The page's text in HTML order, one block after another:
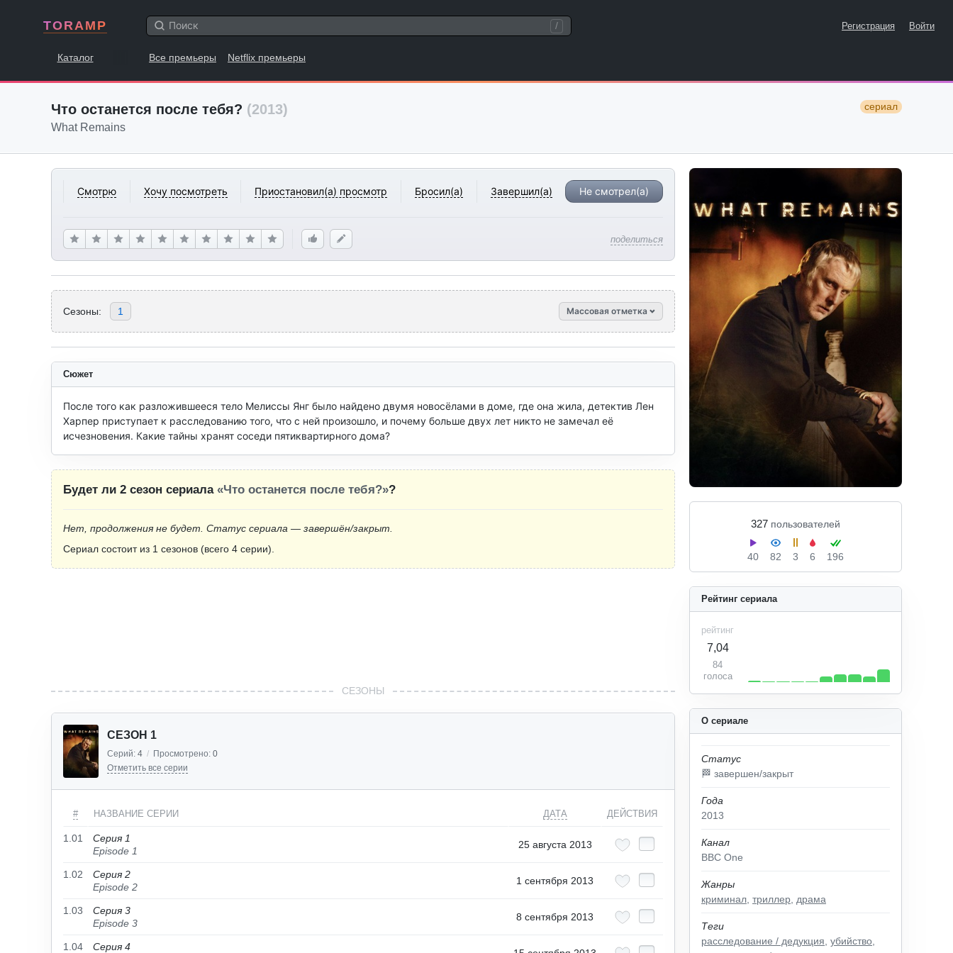
TORAMP / Регистрация Войти
Каталог Все премьеры Netflix премьеры
Что останется после тебя? (2013) сериал
What Remains
Смотрю Хочу посмотреть Приостановил(а) просмотр Бросил(а) Завершил(а) Не смотрел(а)
поделиться
327 пользователей
40 82 3 6 196
Сезоны: 1 Массовая отметка
О сериале
Статус
🏁 завершен/закрыт
Года
2013
Канал
BBC One
Жанры
криминал триллер драма
Теги
расследование / дедукция убийство
Рейтинг сериала
рейтинг
7,04
84
голоса
Сюжет
После того как разложившееся тело Мелиссы Янг было найдено двумя новосёлами в доме, где она жила, детектив Лен
Харпер приступает к расследованию того, что с ней произошло, и почему больше двух лет никто не замечал её
исчезновения. Какие тайны хранят соседи пятиквартирного дома?
Будет ли 2 сезон сериала «Что останется после тебя?»?
Нет, продолжения не будет. Статус сериала — завершён/закрыт.
Сериал состоит из 1 сезонов (всего 4 серии).
СЕЗОНЫ
СЕЗОН 1
Серий: 4 / Просмотрено: 0
Отметить все серии
# НАЗВАНИЕ СЕРИИ ДАТА ДЕЙСТВИЯ
1.01
Серия 1
Episode 1
25 августа 2013
1.02
Серия 2
Episode 2
1 сентября 2013
1.03
Серия 3
Episode 3
8 сентября 2013
1.04
Серия 4